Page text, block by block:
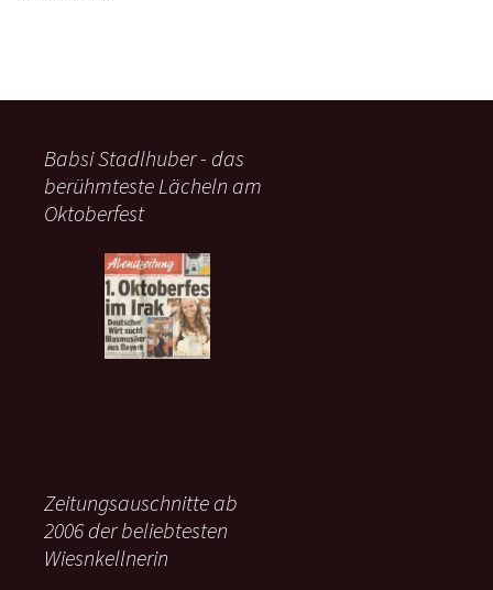
Babsi Stadlhuber - das
berühmteste Lächeln am
Oktoberfest
Zeitungsauschnitte ab
2006 der beliebtesten
Wiesnkellnerin